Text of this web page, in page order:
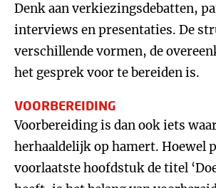
Denk aan verkiezingsdebatten,
interviews en presentaties. De
verschillende vormen, de
het gesprek voor te bereiden is.
VOORBEREIDING
Voorbereiding is dan ook iets
herhaaldelijk op hamert. Hoewel
voorlaatste hoofdstuk de titel